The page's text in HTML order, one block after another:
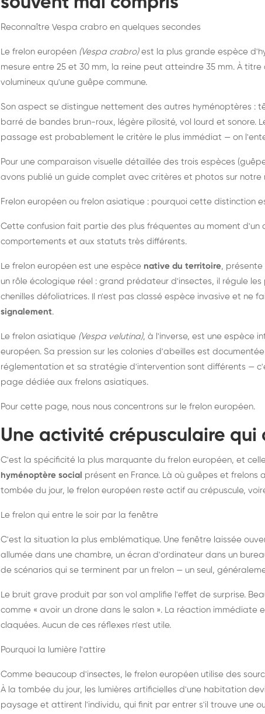
Reconnaître Vespa crabro en quelques secondes
Le frelon européen (Vespa crabro)est la plus grande espèce
mesure entre 25 et 30 mm, la reine peut atteindre 35 mm. À
volumineux qu'une guêpe commune.
Son aspect se distingue nettement des autres hyménoptères :
barré de bandes brun-roux, légère pilosité, vol lourd et sonore.
passage est probablement le critère le plus immédiat — on
Pour une comparaison visuelle détaillée des trois espèces
avons publié un guide complet avec critères et photos sur notre
Frelon européen ou frelon asiatique : pourquoi cette distinction
Cette confusion fait partie des plus fréquentes au moment
comportements et aux statuts très différents.
Le frelon européen est une espèce native du territoire, présente
un rôle écologique réel : grand prédateur d'insectes, il régule
chenilles défoliatrices. Il n'est pas classé espèce invasive et ne
signalement.
Le frelon asiatique (Vespa velutina), à l'inverse, est une espèce
européen. Sa pression sur les colonies d'abeilles est
réglementation et sa stratégie d'intervention sont différents —
page dédiée aux frelons asiatiques.
Pour cette page, nous nous concentrons sur le frelon européen.
Une activité crépusculaire qui
C'est la spécificité la plus marquante du frelon européen, et
hyménoptère social présent en France. Là où guêpes et
tombée du jour, le frelon européen reste actif au crépuscule,
Le frelon qui entre le soir par la fenêtre
C'est la situation la plus emblématique. Une fenêtre laissée
allumée dans une chambre, un écran d'ordinateur dans un
de scénarios qui se terminent par un frelon — un seul,
Le bruit grave produit par son vol amplifie l'effet de surprise.
comme « avoir un drone dans le salon ». La réaction immédiate
claquées. Aucun de ces réflexes n'est utile.
Pourquoi la lumière l'attire
Comme beaucoup d'insectes, le frelon européen utilise des
À la tombée du jour, les lumières artificielles d'une habitation
paysage et attirent l'individu, qui finit par entrer s'il trouve une